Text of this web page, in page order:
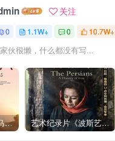
关注
0 1.1W+ 0 10.7W+
伙很懒，什么都没有写...
社会生活纪录片《马加拉 Makala》下载 艺术纪录片《波斯艺术 Art of Persia》下载